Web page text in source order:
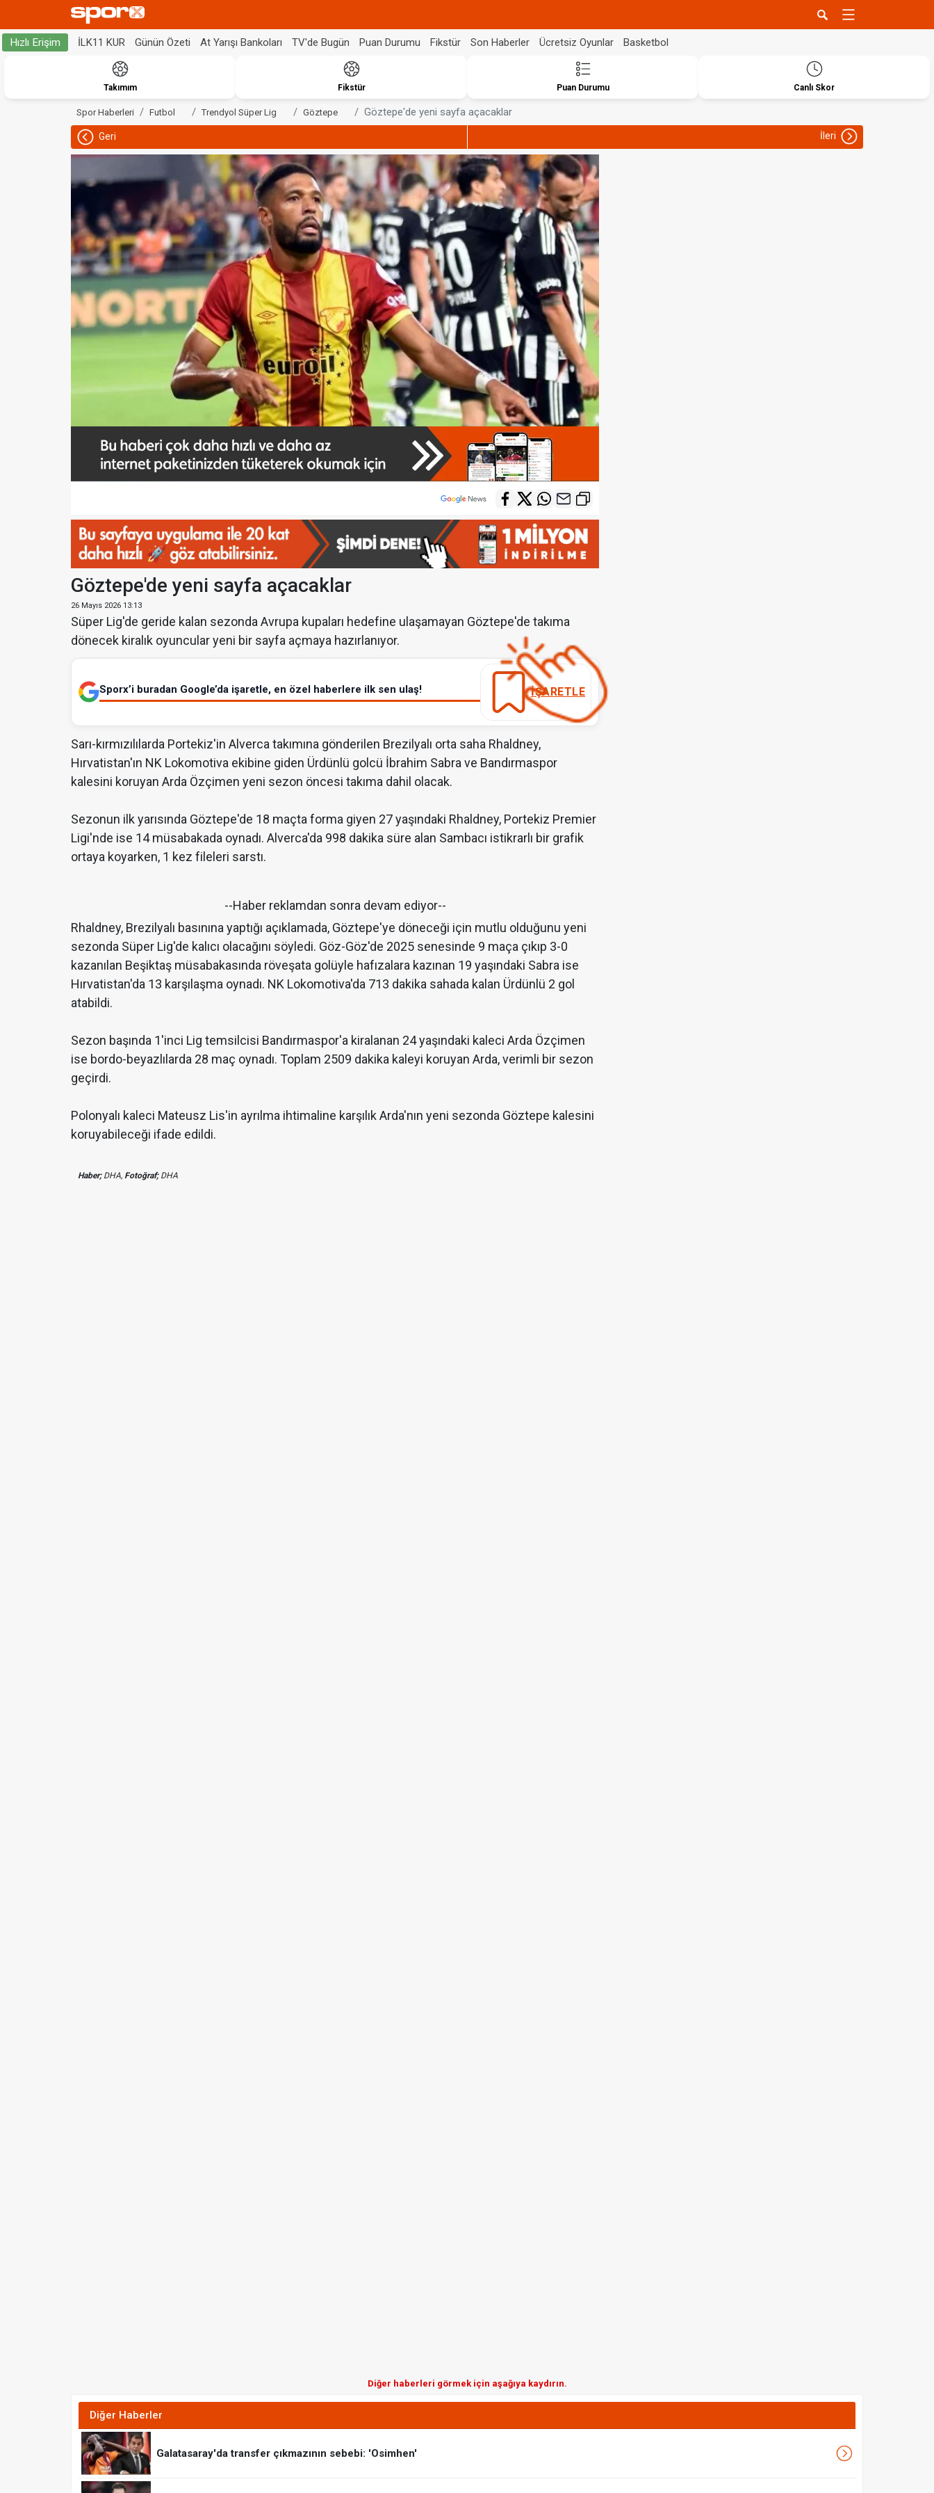
Hızlı Erişim İLK11 KUR Günün Özeti At Yarışı Bankoları TV'de Bugün Puan Durumu Fikstür Son Haberler Ücretsiz Oyunlar Basketbol
Takımım Fikstür Puan Durumu Canlı Skor
Spor Haberleri Futbol Trendyol Süper Lig Göztepe Göztepe'de yeni sayfa açacaklar
Geri İleri
Göztepe'de yeni sayfa açacaklar
26 Mayıs 2026 13:13
Süper Lig'de geride kalan sezonda Avrupa kupaları hedefine ulaşamayan Göztepe'de takıma
dönecek kiralık oyuncular yeni bir sayfa açmaya hazırlanıyor.
Sporx’i buradan Google’da işaretle, en özel haberlere ilk sen ulaş! İŞARETLE
Sarı-kırmızılılarda Portekiz'in Alverca takımına gönderilen Brezilyalı orta saha Rhaldney,
Hırvatistan'ın NK Lokomotiva ekibine giden Ürdünlü golcü İbrahim Sabra ve Bandırmaspor
kalesini koruyan Arda Özçimen yeni sezon öncesi takıma dahil olacak.
Sezonun ilk yarısında Göztepe'de 18 maçta forma giyen 27 yaşındaki Rhaldney, Portekiz Premier
Ligi'nde ise 14 müsabakada oynadı. Alverca'da 998 dakika süre alan Sambacı istikrarlı bir grafik
ortaya koyarken, 1 kez fileleri sarstı.
--Haber reklamdan sonra devam ediyor--
Rhaldney, Brezilyalı basınına yaptığı açıklamada, Göztepe'ye döneceği için mutlu olduğunu yeni
sezonda Süper Lig'de kalıcı olacağını söyledi. Göz-Göz'de 2025 senesinde 9 maça çıkıp 3-0
kazanılan Beşiktaş müsabakasında röveşata golüyle hafızalara kazınan 19 yaşındaki Sabra ise
Hırvatistan'da 13 karşılaşma oynadı. NK Lokomotiva'da 713 dakika sahada kalan Ürdünlü 2 gol
atabildi.
Sezon başında 1'inci Lig temsilcisi Bandırmaspor'a kiralanan 24 yaşındaki kaleci Arda Özçimen
ise bordo-beyazlılarda 28 maç oynadı. Toplam 2509 dakika kaleyi koruyan Arda, verimli bir sezon
geçirdi.
Polonyalı kaleci Mateusz Lis'in ayrılma ihtimaline karşılık Arda'nın yeni sezonda Göztepe kalesini
koruyabileceği ifade edildi.
Haber;DHA, Fotoğraf;DHA
Diğer haberleri görmek için aşağıya kaydırın.
Diğer Haberler
Galatasaray'da transfer çıkmazının sebebi: 'Osimhen'